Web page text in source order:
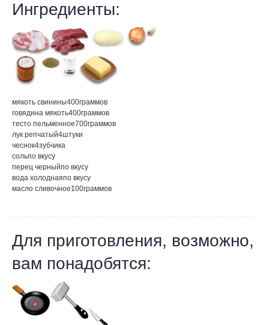
Ингредиенты:
мякоть свинины400граммов
говядина мякоть400граммов
тесто пельменное700граммов
лук репчатый4штуки
чеснок4зубчика
сольпо вкусу
перец черныйпо вкусу
вода холоднаяпо вкусу
масло сливочное100граммов
Для приготовления, возможно,
вам понадобятся: